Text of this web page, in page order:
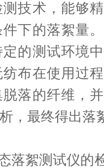
技术，能够
下的落絮量
的测试环境
布在使用过
落的纤维，
，最终得出落
絮测试仪的